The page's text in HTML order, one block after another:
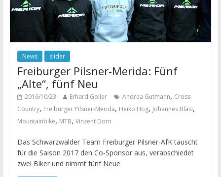
News slider
Freiburger Pilsner-Merida: Fünf
„Alte“, fünf Neu
2016/10/23 Erhard Goller Andrea Gutmann, Cross-
Country, Freiburger Pilsner-Merida, Heiko Hog, Johannes Bläsi,
Mountainbike, MTB, Vinzent Dorn
Das Schwarzwälder Team Freiburger Pilsner-AfK tauscht
für die Saison 2017 den Co-Sponsor aus, verabschiedet
zwei Biker und nimmt fünf Neue